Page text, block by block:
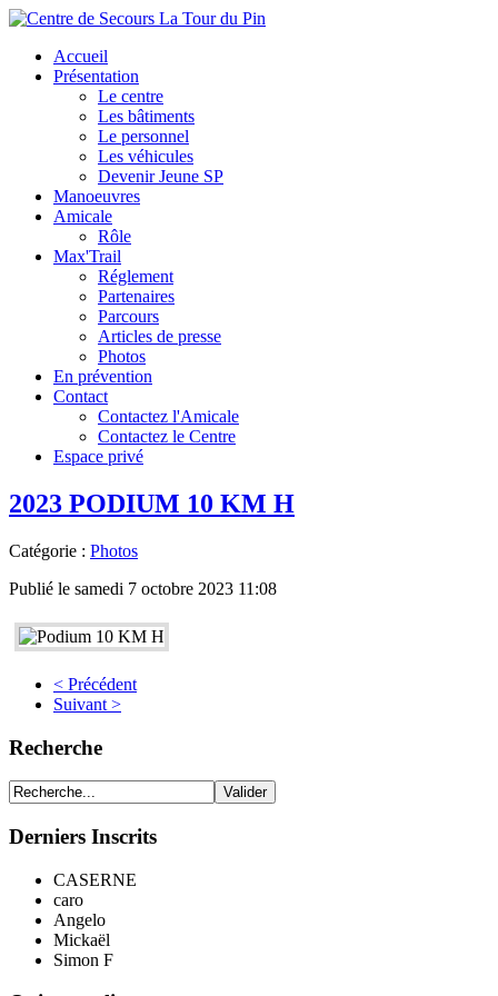
Accueil
Présentation
Le centre
Les bâtiments
Le personnel
Les véhicules
Devenir Jeune SP
Manoeuvres
Amicale
Rôle
Max'Trail
Réglement
Partenaires
Parcours
Articles de presse
Photos
En prévention
Contact
Contactez l'Amicale
Contactez le Centre
Espace privé
2023 PODIUM 10 KM H
Catégorie : Photos
Publié le samedi 7 octobre 2023 11:08
< Précédent
Suivant >
Recherche
Derniers Inscrits
CASERNE
caro
Angelo
Mickaël
Simon F